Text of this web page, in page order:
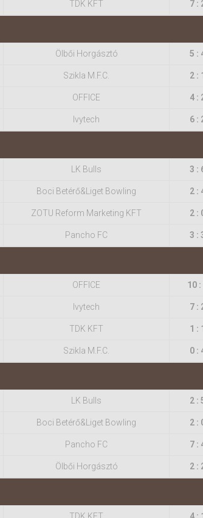
TDK KFT 7 :
Ölbői Horgásztó 5 :
Szikla M.F.C. 2 : 1
OFFICE 4 :
Ivytech 6 :
LK Bulls 3 :
Boci Betérő&Liget Bowling 2 :
ZOTU Reform Marketing KFT 2 :
Pancho FC 3 :
OFFICE 10 :
Ivytech 7 :
TDK KFT 1 : 1
Szikla M.F.C. 0 :
LK Bulls 2 :
Boci Betérő&Liget Bowling 2 :
Pancho FC 7 :
Ölbői Horgásztó 2 :